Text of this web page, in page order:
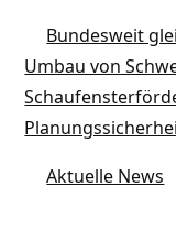
Bundesweit
Umbau von
Aktuelle News